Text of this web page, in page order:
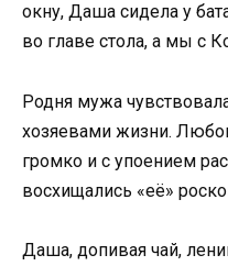
окну, Даша сидела у
во главе стола, а мы с
Родня мужа
хозяевами жизни.
громко и с упоением
восхищались «её»
Даша, допивая чай,